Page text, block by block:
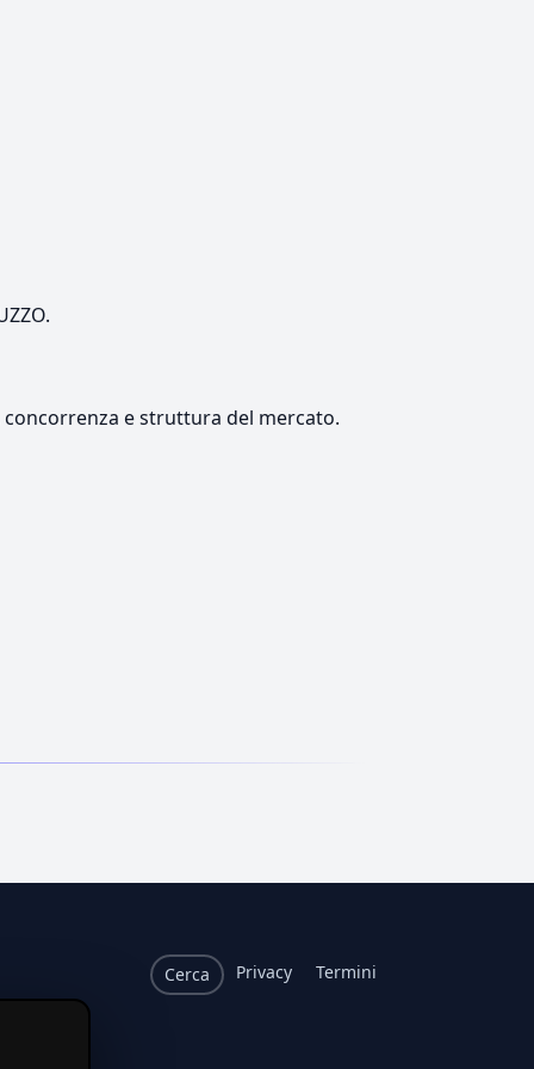
e struttura del mercato.
Cerca Privacy Termini